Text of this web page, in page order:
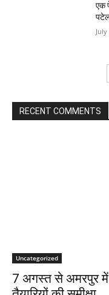
एक
RECENT COMMENTS
Uncategorized
7 अगस्त से अमरपुर में